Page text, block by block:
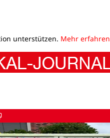
unterstützen. Mehr erfahren